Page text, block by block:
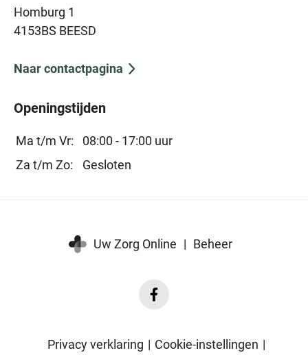
Homburg 1
4153BS BEESD
Naar contactpagina
Openingstijden
Ma t/m Vr:
08:00 - 17:00 uur
Za t/m Zo:
Gesloten
Uw Zorg Online | Beheer
Facebook
Centrum
Privacy verklaring | Cookie-instellingen |